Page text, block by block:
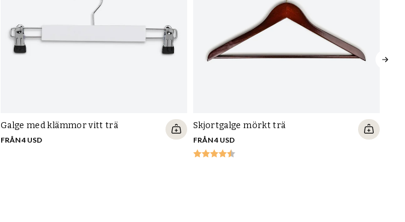
Galge med klämmor vitt trä
FRÅN 4 USD
Skjortgalge mörkt trä
FRÅN 4 USD